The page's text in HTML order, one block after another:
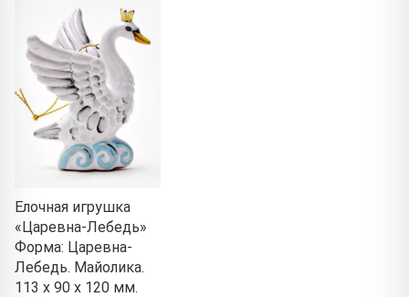
Елочная игрушка
«Царевна-Лебедь»
Форма: Царевна-
Лебедь. Майолика.
113 x 90 x 120 мм.